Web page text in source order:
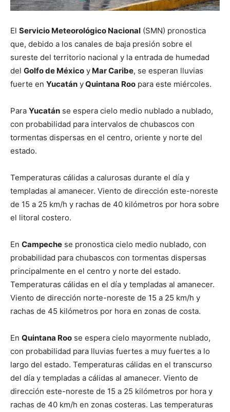
El Servicio Meteorológico Nacional (SMN) pronostica
que, debido a los canales de baja presión sobre el
sureste del territorio nacional y la entrada de humedad
del Golfo de México y Mar Caribe, se esperan lluvias
fuerte en Yucatán yQuintana Roo para este miércoles.
Para Yucatán se espera cielo medio nublado a nublado,
con probabilidad para intervalos de chubascos con
tormentas dispersas en el centro, oriente y norte del
estado.
Temperaturas cálidas a calurosas durante el día y
templadas al amanecer. Viento de dirección este-noreste
de 15 a 25 km/h y rachas de 40 kilómetros por hora sobre
el litoral costero.
En Campeche se pronostica cielo medio nublado, con
probabilidad para chubascos con tormentas dispersas
principalmente en el centro y norte del estado.
Temperaturas cálidas en el día y templadas al amanecer.
Viento de dirección norte-noreste de 15 a 25 km/h y
rachas de 45 kilómetros por hora en zonas de costa.
En Quintana Roo se espera cielo mayormente nublado,
con probabilidad para lluvias fuertes a muy fuertes a lo
largo del estado. Temperaturas cálidas en el transcurso
del día y templadas a cálidas al amanecer. Viento de
dirección este-noreste de 15 a 25 kilómetros por hora y
rachas de 40 km/h en zonas costeras. Las temperaturas